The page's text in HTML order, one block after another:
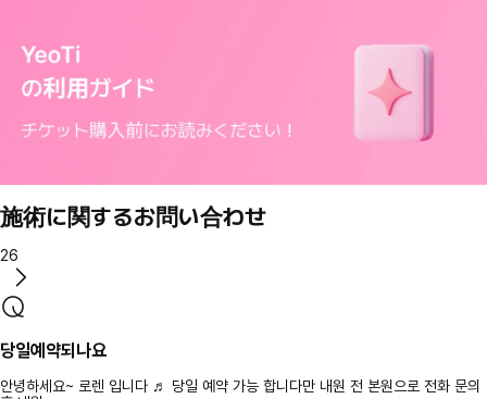
施術に関するお問い合わせ
26
당일예약되나요
안녕하세요~ 로렌 입니다 ♬ 당일 예약 가능 합니다만 내원 전 본원으로 전화 문의